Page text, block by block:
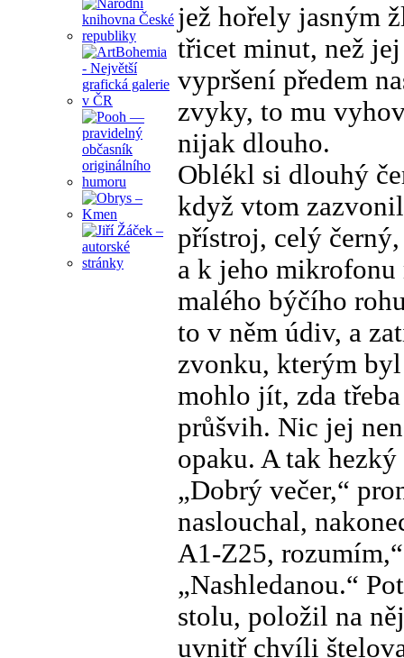
jež hořely jasným
třicet minut, než
vypršení předem
zvyky, to mu
nijak dlouho.
Oblékl si dlouhý
když vtom
přístroj, celý
a k jeho
malého býčího
to v něm údiv, a
zvonku, kterým
mohlo jít, zda
průšvih. Nic jej
opaku. A tak
„Dobrý večer,“
naslouchal,
A1-Z25,
„Nashledanou.“
stolu, položil na
uvnitř chvíli